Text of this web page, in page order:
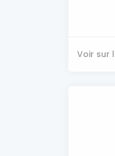
Voir sur